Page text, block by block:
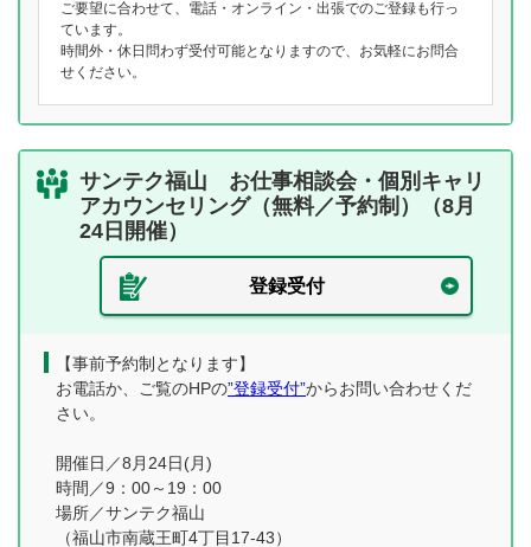
ご要望に合わせて、電話・オンライン・出張でのご登録も行っ
ています。
時間外・休日問わず受付可能となりますので、お気軽にお問合
せください。
サンテク福山 お仕事相談会・個別キャリ
アカウンセリング（無料／予約制）（8月
24日開催）
登録受付
【事前予約制となります】
お電話か、ご覧のHPの”登録受付”からお問い合わせくだ
さい。
開催日／8月24日(月)
時間／9：00～19：00
場所／サンテク福山
（福山市南蔵王町4丁目17-43）